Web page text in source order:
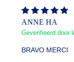
ANNE HA
Geverifieerd door
BRAVO MERCI